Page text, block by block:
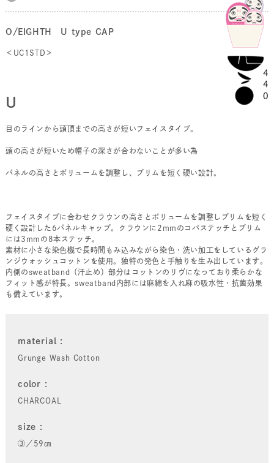
O/EIGHTH U type CAP
＜UC1STD＞
U
目のラインから頭頂までの高さが短いフェイスタイプ。
頭の高さが短いため帽子の深さが合わないことが多い為
パネルの高さとボリュームを調整し、ブリムを短く硬い設計。
フェイスタイプに合わせクラウンの高さとボリュームを調整しブリムを短く
硬く設計した6パネルキャップ。クラウンに2mmのコバステッチとブリム
には3mmの8本ステッチ。
素材に小さな染色機で長時間もみ込みながら染色・洗い加工をしているグラ
ンジウォッシュコットンを使用。独特の発色と手触りを生み出しています。
内側のsweatband（汗止め）部分はコットンのリヴになっており柔らかな
フィット感が特長。sweatband内部には麻綿を入れ麻の吸水性・抗菌効果
も備えています。
material
Grunge Wash Cotton
color
CHARCOAL
size
③／59㎝